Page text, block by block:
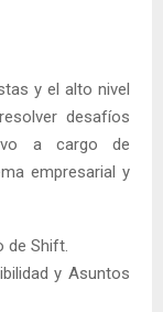
y el alto nivel
desafíos
a cargo de
empresarial y
de Shift.
y Asuntos